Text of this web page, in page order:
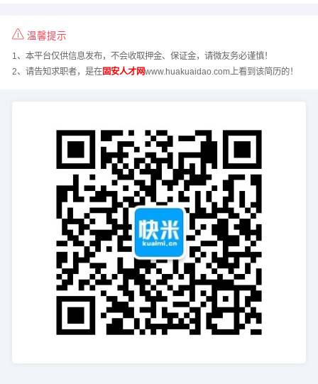
温馨提示
1、本平台仅供信息发布，不会收取押金、保证金，请微友务必谨慎！
2、请告知求职者，是在固安人才网www.huakuaidao.com上看到该简历的！